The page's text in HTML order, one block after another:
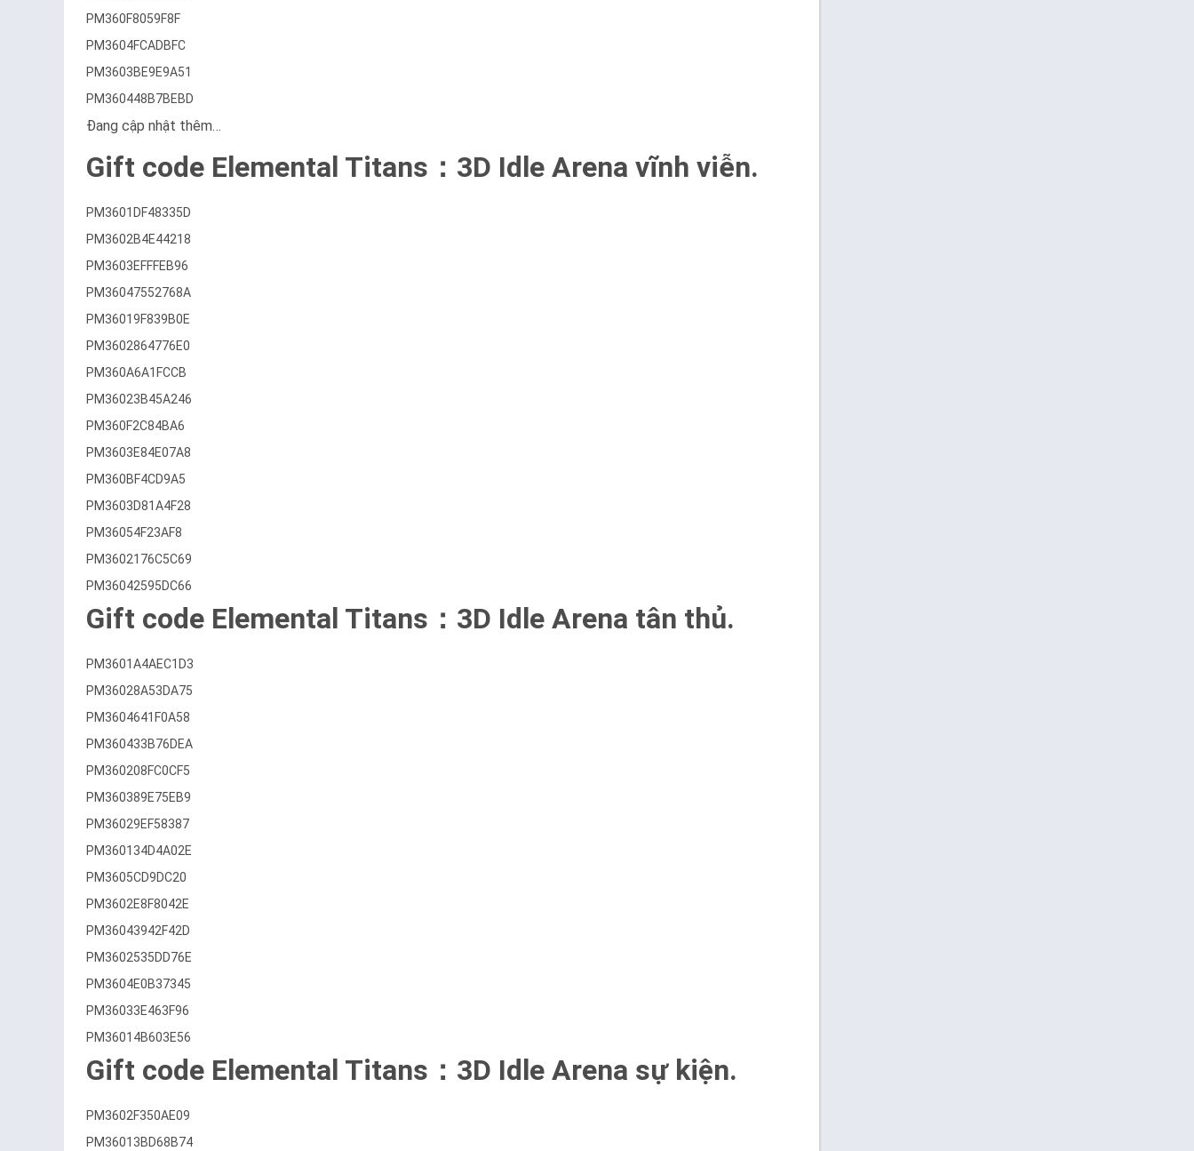
PM360F8059F8F
PM3604FCADBFC
PM3603BE9E9A51
PM360448B7BEBD
Đang cập nhật thêm…
Gift code Elemental Titans：3D Idle Arena vĩnh viễn.
PM3601DF48335D
PM3602B4E44218
PM3603EFFFEB96
PM36047552768A
PM36019F839B0E
PM3602864776E0
PM360A6A1FCCB
PM36023B45A246
PM360F2C84BA6
PM3603E84E07A8
PM360BF4CD9A5
PM3603D81A4F28
PM36054F23AF8
PM3602176C5C69
PM36042595DC66
Gift code Elemental Titans：3D Idle Arena tân thủ.
PM3601A4AEC1D3
PM36028A53DA75
PM3604641F0A58
PM360433B76DEA
PM360208FC0CF5
PM360389E75EB9
PM36029EF58387
PM360134D4A02E
PM3605CD9DC20
PM3602E8F8042E
PM36043942F42D
PM3602535DD76E
PM3604E0B37345
PM36033E463F96
PM36014B603E56
Gift code Elemental Titans：3D Idle Arena sự kiện.
PM3602F350AE09
PM36013BD68B74